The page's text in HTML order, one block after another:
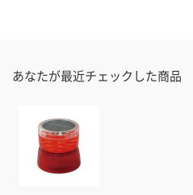
あなたが最近チェックした商品